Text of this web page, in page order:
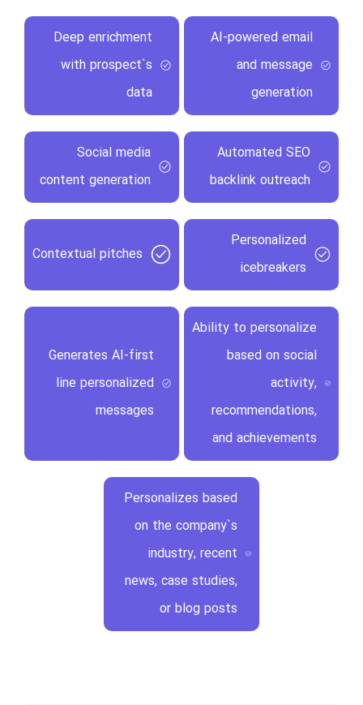
AI-powered email
and message
generation
Deep enrichment
with prospect`s
data
Automated SEO
backlink outreach
Social media
content generation
Personalized
icebreakers
Contextual pitches
Ability to personalize
based on social
activity,
recommendations,
and achievements
Generates AI-first
line personalized
messages
Personalizes based
on the company`s
industry, recent
news, case studies,
or blog posts